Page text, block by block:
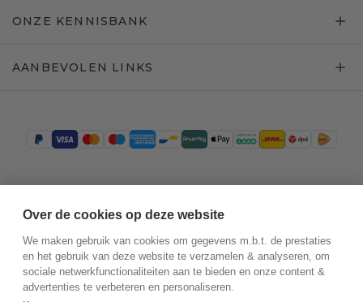
ONZE KENNISBANK
AANBEVOLEN LINKS
Over de cookies op deze website
We maken gebruik van cookies om gegevens m.b.t. de prestaties
en het gebruik van deze website te verzamelen & analyseren, om
sociale netwerkfunctionaliteiten aan te bieden en onze content &
advertenties te verbeteren en personaliseren.